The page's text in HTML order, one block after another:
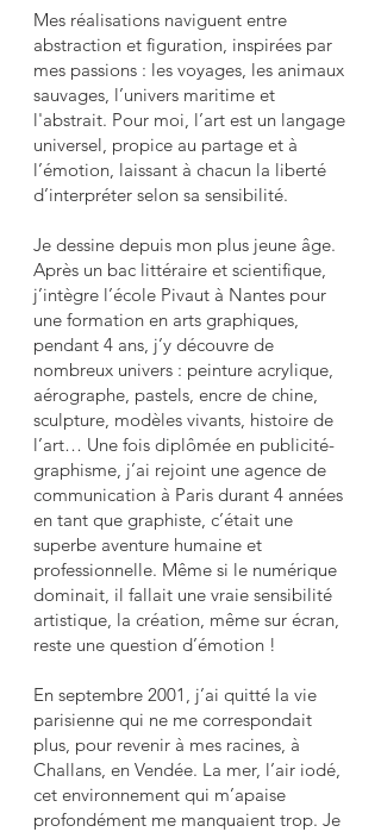
Mes réalisations naviguent entre
abstraction et figuration, inspirées par
mes passions : les voyages, les animaux
sauvages, l’univers maritime et
l'abstrait. Pour moi, l’art est un langage
universel, propice au partage et à
l’émotion, laissant à chacun la liberté
d’interpréter selon sa sensibilité.
Je dessine depuis mon plus jeune âge.
Après un bac littéraire et scientifique,
j’intègre l’école Pivaut à Nantes pour
une formation en arts graphiques,
pendant 4 ans, j’y découvre de
nombreux univers : peinture acrylique,
aérographe, pastels, encre de chine,
sculpture, modèles vivants, histoire de
l’art… Une fois diplômée en publicité-
graphisme, j’ai rejoint une agence de
communication à Paris durant 4 années
en tant que graphiste, c’était une
superbe aventure humaine et
professionnelle. Même si le numérique
dominait, il fallait une vraie sensibilité
artistique, la création, même sur écran,
reste une question d’émotion !
En septembre 2001, j’ai quitté la vie
parisienne qui ne me correspondait
plus, pour revenir à mes racines, à
Challans, en Vendée. La mer, l’air iodé,
cet environnement qui m’apaise
profondément me manquaient trop. Je